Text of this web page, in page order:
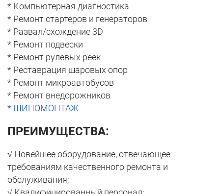
* Компьютерная диагностика
* Ремонт стартеров и генераторов
* Развал/схождение 3D
* Ремонт подвески
* Ремонт рулевых реек
* Реставрация шаровых опор
* Ремонт микроавтобусов
* Ремонт внедорожников
* ШИНОМОНТАЖ
ПРЕИМУЩЕСТВА:
√ Новейшее оборудование, отвечающее
требованиям качественного ремонта и
обслуживания;